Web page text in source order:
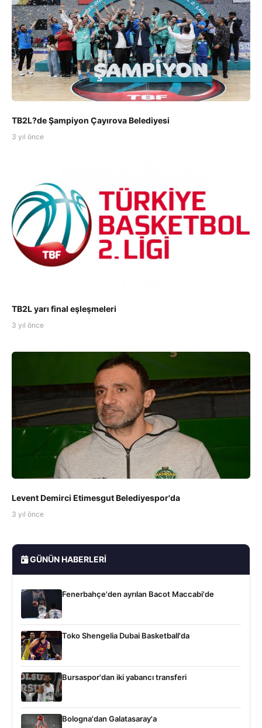
TB2L?de Şampiyon Çayırova Belediyesi
3 yıl önce
TB2L yarı final eşleşmeleri
3 yıl önce
Levent Demirci Etimesgut Belediyespor'da
3 yıl önce
GÜNÜN HABERLERI
Fenerbahçe'den ayrılan Bacot Maccabi'de
Toko Shengelia Dubai Basketball'da
Bursaspor'dan iki yabancı transferi
Bologna'dan Galatasaray'a